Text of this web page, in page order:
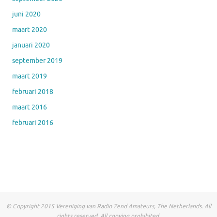
juni 2020
maart 2020
januari 2020
september 2019
maart 2019
februari 2018
maart 2016
februari 2016
© Copyright 2015 Vereniging van Radio Zend Amateurs, The Netherlands. All